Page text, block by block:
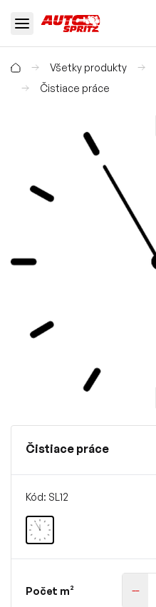
Všetky produkty
Čistiace práce
Čistiace práce
Kód: SL12
Počet m²